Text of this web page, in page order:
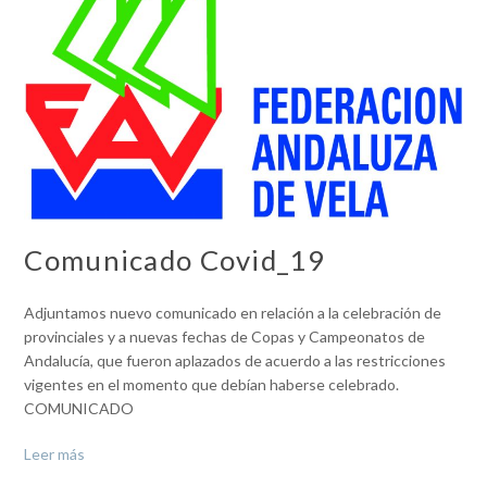
Comunicado Covid_19
Adjuntamos nuevo comunicado en relación a la celebración de
provinciales y a nuevas fechas de Copas y Campeonatos de
Andalucía, que fueron aplazados de acuerdo a las restricciones
vigentes en el momento que debían haberse celebrado.
COMUNICADO
Leer más